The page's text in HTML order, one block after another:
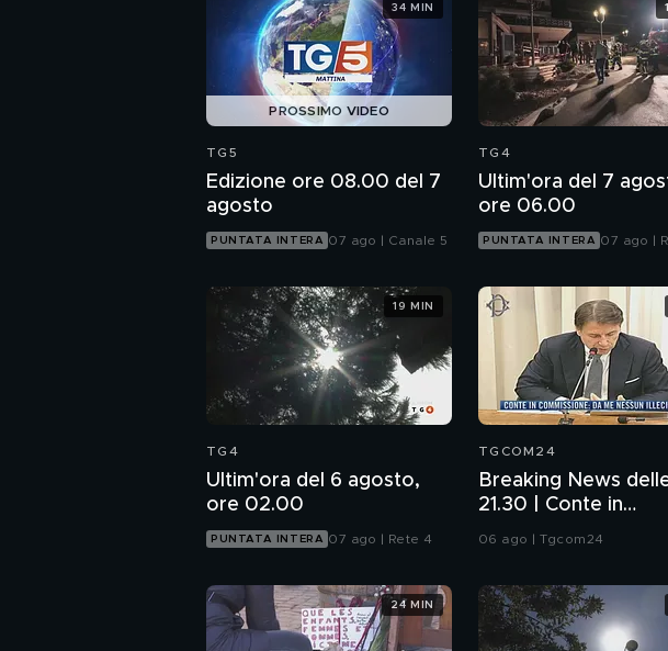
PROSSIMO VIDEO
TG5
Edizione ore 08.00 del 7
agosto
PUNTATA INTERA 07 ago | Canale 5
34 MIN
TG4
Ultim'ora del 7
ore 06.00
PUNTATA INTERA 07 ago |
TG4
Ultim'ora del 6 agosto,
ore 02.00
PUNTATA INTERA 07 ago | Rete 4
19 MIN
TGCOM24
Breaking News
21.30 | Conte in
Commissione: da me
06 ago | Tgcom24
24 MIN